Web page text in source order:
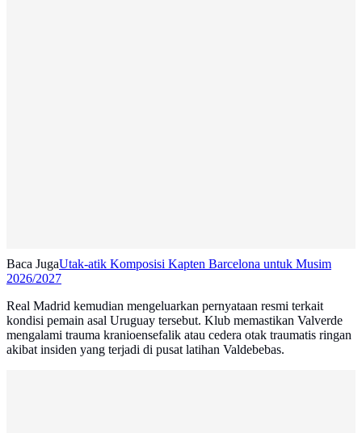
Baca JugaUtak-atik Komposisi Kapten Barcelona untuk Musim
2026/2027
Real Madrid kemudian mengeluarkan pernyataan resmi terkait
kondisi pemain asal Uruguay tersebut. Klub memastikan Valverde
mengalami trauma kranioensefalik atau cedera otak traumatis ringan
akibat insiden yang terjadi di pusat latihan Valdebebas.